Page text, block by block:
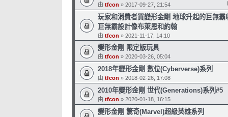
由 tfcon » 2017-09-27, 21:54
玩家和消費者買變形金剛 地球升起的巨無霸
巨無霸設計像布萊恩和約翰
由 tfcon » 2021-11-17, 14:10
變形金剛 限定版玩具
由 tfcon » 2020-03-26, 05:04
2018年變形金剛 數位(Cyberverse)系列
由 tfcon » 2018-02-26, 17:08
2010年變形金剛 世代(Generations)系列#5
由 tfcon » 2020-01-18, 16:15
變形金剛 驚奇(Marvel)超級英雄系列